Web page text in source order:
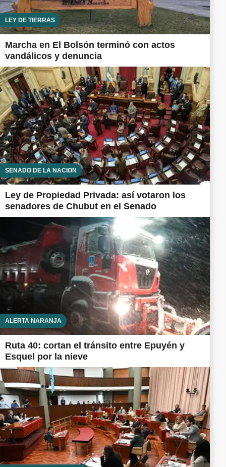
LEY DE TIERRAS
Marcha en El Bolsón terminó con actos
vandálicos y denuncia
SENADO DE LA NACIÓN
Ley de Propiedad Privada: así votaron los
senadores de Chubut en el Senado
ALERTA NARANJA
Ruta 40: cortan el tránsito entre Epuyén y
Esquel por la nieve